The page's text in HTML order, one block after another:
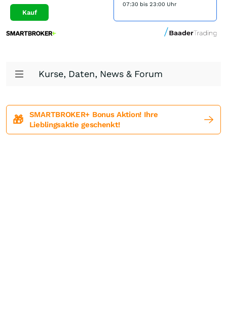
Kauf
07:30 bis 23:00 Uhr
Kurse, Daten, News & Forum
🎁
SMARTBROKER+ Bonus Aktion! Ihre
Lieblingsaktie geschenkt!